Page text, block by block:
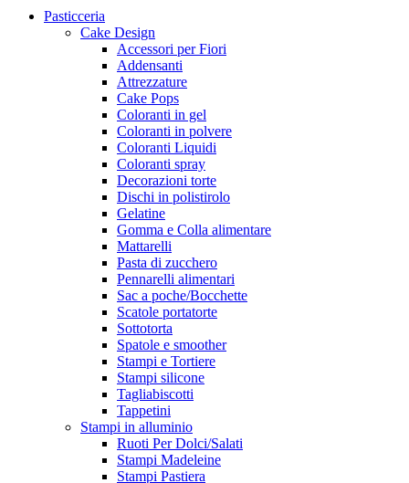
Pasticceria
Cake Design
Accessori per Fiori
Addensanti
Attrezzature
Cake Pops
Coloranti in gel
Coloranti in polvere
Coloranti Liquidi
Coloranti spray
Decorazioni torte
Dischi in polistirolo
Gelatine
Gomma e Colla alimentare
Mattarelli
Pasta di zucchero
Pennarelli alimentari
Sac a poche/Bocchette
Scatole portatorte
Sottotorta
Spatole e smoother
Stampi e Tortiere
Stampi silicone
Tagliabiscotti
Tappetini
Stampi in alluminio
Ruoti Per Dolci/Salati
Stampi Madeleine
Stampi Pastiera